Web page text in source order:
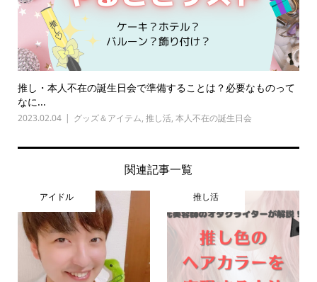
推し・本人不在の誕生日会で準備することは？必要なものって
なに...
2023.02.04 グッズ＆アイテム, 推し活, 本人不在の誕生日会
関連記事一覧
アイドル 推し活